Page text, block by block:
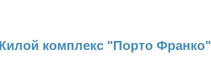
комплекс "Порто Франко"